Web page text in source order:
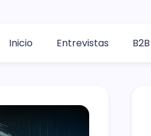
Inicio Entrevistas B2B